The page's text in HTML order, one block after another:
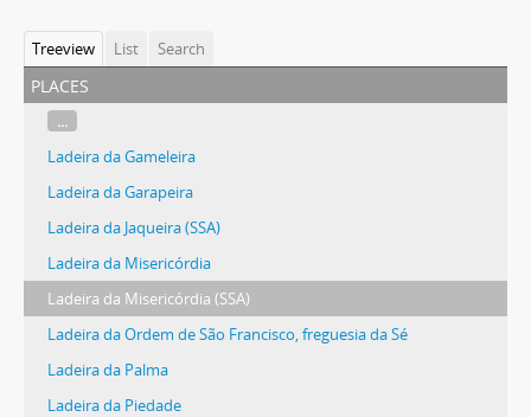
Treeview List Search
places
...
Ladeira da Gameleira
Ladeira da Garapeira
Ladeira da Jaqueira (SSA)
Ladeira da Misericórdia
Ladeira da Misericórdia (SSA)
Ladeira da Ordem de São Francisco, freguesia da Sé
Ladeira da Palma
Ladeira da Piedade